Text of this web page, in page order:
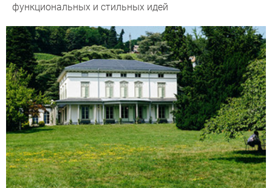
функциональных и стильных идей